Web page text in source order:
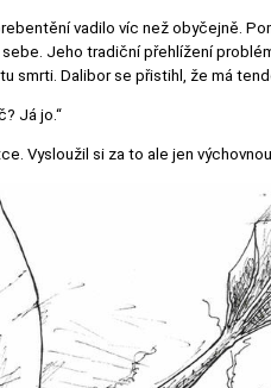
vadilo víc než obyčejně.
Jeho tradiční přehlížení
smrti. Dalibor se přistihl, že má
Já jo.“
Vysloužil si za to ale jen